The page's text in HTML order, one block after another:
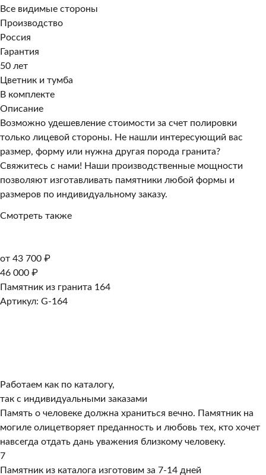
Все видимые стороны
Производство
Россия
Гарантия
50 лет
Цветник и тумба
В комплекте
Описание
Возможно удешевление стоимости за счет полировки
только лицевой стороны. Не нашли интересующий вас
размер, форму или нужна другая порода гранита?
Свяжитесь с нами! Наши производственные мощности
позволяют изготавливать памятники любой формы и
размеров по индивидуальному заказу.
Смотреть также
от 43 700 ₽
46 000 ₽
Памятник из гранита 164
Артикул: G-164
Работаем как по каталогу,
так с индивидуальными заказами
Память о человеке должна храниться вечно. Памятник на
могиле олицетворяет преданность и любовь тех, кто хочет
навсегда отдать дань уважения близкому человеку.
7
Памятник из каталога изготовим за 7-14 дней